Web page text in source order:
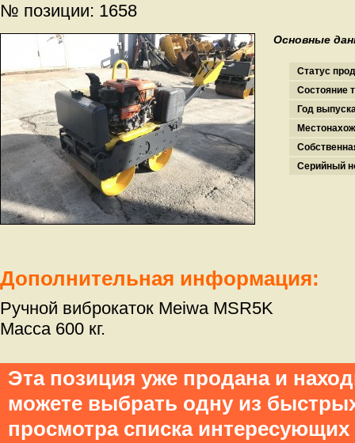
№ позиции: 1658
Основные
Статус
Состояние
Год
Серийный
Дополнительная информация:
Ручной виброкаток Meiwa MSR5K
Масса 600 кг.
Эта позиция уже продана и
можете выбрать одну из
просмотра списка